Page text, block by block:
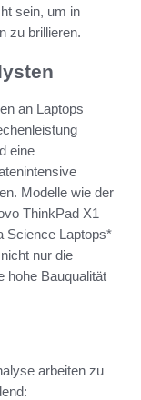
sein, um in
zu brillieren.
an Laptops
eine
Modelle wie der
ThinkPad X1
Science Laptops*
nur die
hohe Bauqualität
arbeiten zu